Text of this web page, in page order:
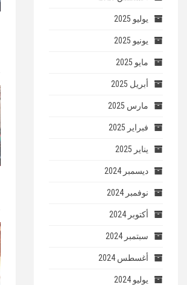
يوليو 2025
يونيو 2025
مايو 2025
أبريل 2025
مارس 2025
فبراير 2025
يناير 2025
ديسمبر 2024
نوفمبر 2024
أكتوبر 2024
سبتمبر 2024
أغسطس 2024
يوليو 2024